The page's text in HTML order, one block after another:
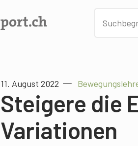
11. August 2022
Steigere die
Variationen